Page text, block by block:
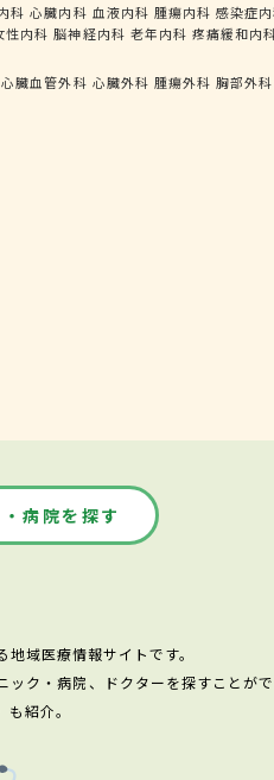
科 心臓内科 血液内科 腫瘍内科 感染症
性内科 脳神経内科 老年内科 疼痛緩和内
心臓血管外科 心臓外科 腫瘍外科 胸部外科
病院を探す
域医療情報サイトです。
ク・病院、ドクターを探すことがで
紹介。